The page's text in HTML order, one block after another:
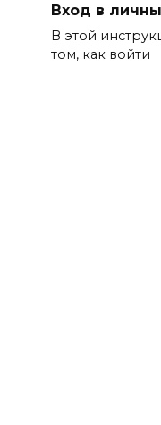
Вход в
В этой
том, как войти